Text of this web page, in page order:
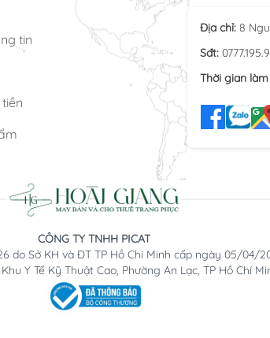
tin
Địa chỉ: 8
Sđt:
Thời gian
CÔNG TY TNHH PICAT
do Sở KH và ĐT TP Hồ Chí Minh cấp ngày 05/04/
Y Tế Kỹ Thuật Cao, Phường An Lạc, TP Hồ Chí